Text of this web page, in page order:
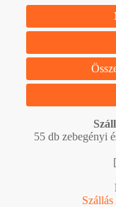
55 db zebegényi
Szállás